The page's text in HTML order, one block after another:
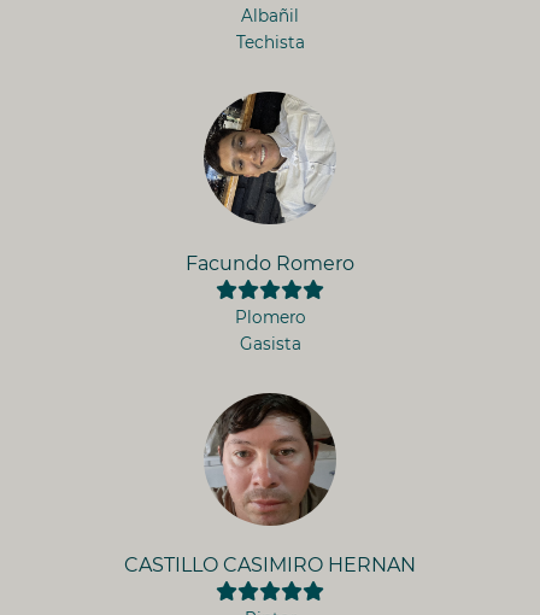
Albañil
Techista
Facundo Romero
Plomero
Gasista
CASTILLO CASIMIRO HERNAN